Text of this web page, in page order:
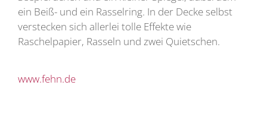
ein Beiß- und ein Rasselring. In der Decke selbst
verstecken sich allerlei tolle Effekte wie
Raschelpapier, Rasseln und zwei Quietschen.
www.fehn.de